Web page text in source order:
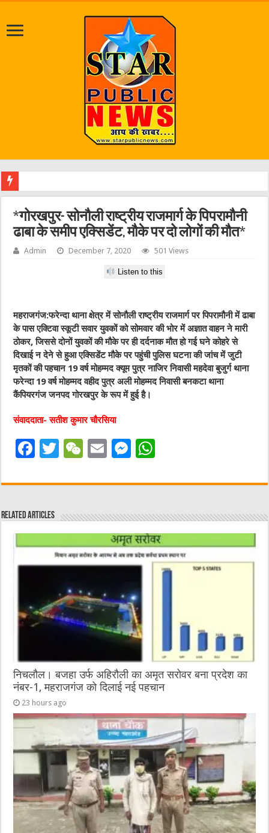
*गोरखपुर- सोनौली राष्ट्रीय राजमार्ग के पिपरामौनी
ढाबा के समीप एक्सिडेंट, मौके पर दो लोगों की मौत*
Admin December 7, 2020 501 Views
Listen to this
महराजगंज:फरेन्दा थाना क्षेत्र में सोनौली राष्ट्रीय राजमार्ग पर पिपरामौनी में ढाबा
के पास एक्टिवा स्कूटी सवार युवकों को सोमवार की भोर में अज्ञात वाहन ने मारी
ठोकर, जिससे दोनों युवकों की मौके पर ही दर्दनाक मौत हो गई घने कोहरे से
दिखाई न देने से हुआ एक्सिडेंट मौके पर पहुंची पुलिस घटना की जांच में जुटी
मृतकों की पहचान 19 वर्ष मोहम्मद क्यूम पुत्र नाजिर निवासी महदेवा बुजुर्ग थाना
फरेन्दा 19 वर्ष मोहम्मद वहीद पुत्र अली मोहम्मद निवासी बनकटा थाना
कैंपियरगंज जनपद गोरखपुर के रूप में हुई है।
संवाददाता- सतीश कुमार चौरसिया
F
c
e
b
o
o
T
it
r
W
C
at
E
ai
M
ss
n
g
er
at
A
p
p
Related Articles
निचलौल। बजहा उर्फ अहिरौली का अमृत सरोवर बना प्रदेश का
नंबर-1, महराजगंज को दिलाई नई पहचान
23 hours ago